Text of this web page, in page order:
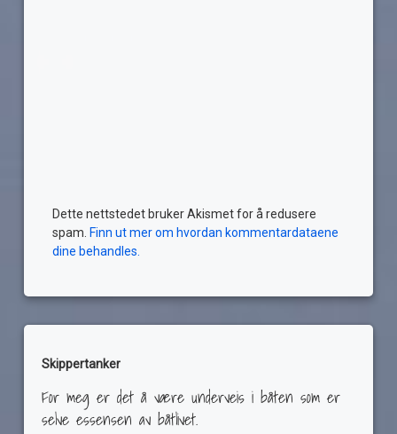
Dette nettstedet bruker Akismet for å redusere
spam. Finn ut mer om hvordan kommentardataene
dine behandles.
Skippertanker
For meg er det å være underveis i båten som er
selve essensen av båtlivet.